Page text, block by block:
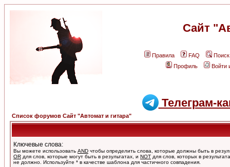
Сайт
Правила FAQ
Поиск
Профиль
Войти
Телеграм-
Список форумов Сайт "Автомат и гитара"
Ключевые слова:
Вы можете использовать AND чтобы определить слова, которые должны быть в
OR для слов, которые могут быть в результатах, и NOT для слов, которых в
не должно. Используйте * в качестве шаблона для частичного совпадения.